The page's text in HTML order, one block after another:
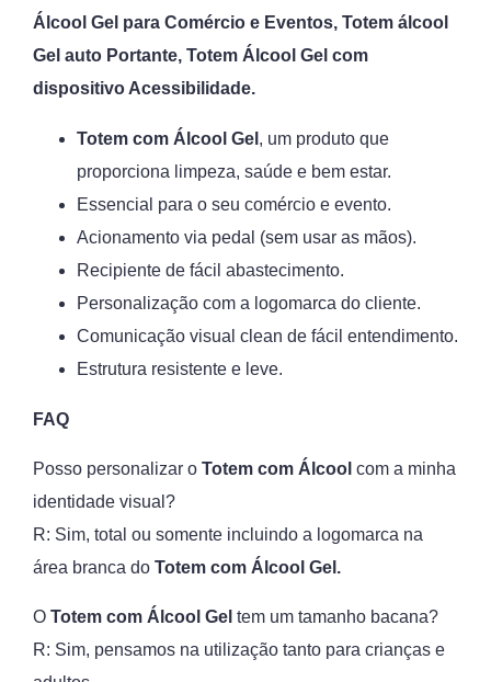
Álcool Gel para Comércio e Eventos, Totem álcool
Gel auto Portante, Totem Álcool Gel com
dispositivo Acessibilidade.
Totem com Álcool Gel , um produto que
proporciona limpeza, saúde e bem estar.
Essencial para o seu comércio e evento.
Acionamento via pedal (sem usar as mãos).
Recipiente de fácil abastecimento.
Personalização com a logomarca do cliente.
Comunicação visual clean de fácil entendimento.
Estrutura resistente e leve.
FAQ
Posso personalizar o Totem com Álcool com a minha
identidade visual?
R: Sim, total ou somente incluindo a logomarca na
área branca do Totem com Álcool Gel.
O Totem com Álcool Gel tem um tamanho bacana?
R: Sim, pensamos na utilização tanto para crianças e